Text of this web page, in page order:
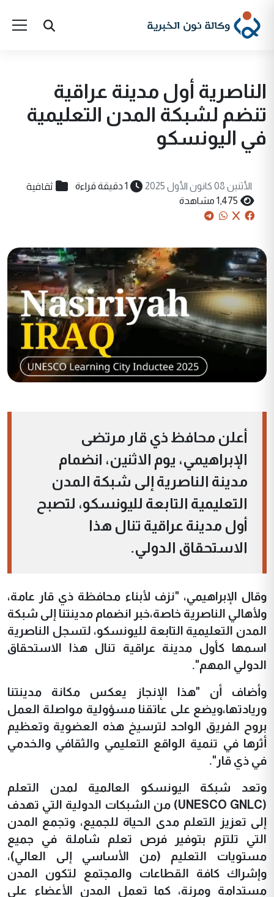
الناصرية أول مدينة عراقية
تنضم لشبكة المدن التعليمية
في اليونسكو
الأثنين 08 كانون الأول 2025 1 دقيقة قراءة ثقافية
1,475 مشاهدة
أعلن محافظ ذي قار مرتضى
الإبراهيمي، يوم الاثنين، انضمام
مدينة الناصرية إلى شبكة المدن
التعليمية التابعة لليونسكو، لتصبح
أول مدينة عراقية تنال هذا
الاستحقاق الدولي.
وقال الإبراهيمي، "نزف لأبناء محافظة ذي قار عامة،
ولأهالي الناصرية خاصة،خبر انضمام مدينتنا إلى شبكة
المدن التعليمية التابعة لليونسكو، لتسجل الناصرية
اسمها كأول مدينة عراقية تنال هذا الاستحقاق
الدولي المهم".
وأضاف أن "هذا الإنجاز يعكس مكانة مدينتنا
وريادتها،ويضع على عاتقنا مسؤولية مواصلة العمل
بروح الفريق الواحد لترسيخ هذه العضوية وتعظيم
أثرها في تنمية الواقع التعليمي والثقافي والخدمي
في ذي قار".
وتعد شبكة اليونسكو العالمية لمدن التعلم
(UNESCO GNLC) من الشبكات الدولية التي تهدف
إلى تعزيز التعلم مدى الحياة للجميع، وتجمع المدن
التي تلتزم بتوفير فرص تعلم شاملة في جميع
مستويات التعليم (من الأساسي إلى العالي)،
وإشراك كافة القطاعات والمجتمع لتكون المدن
مستدامة ومرنة، كما تعمل المدن الأعضاء على